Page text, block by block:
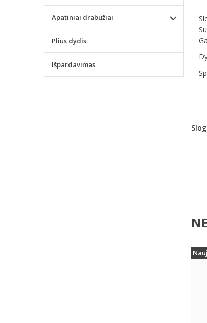
Apatiniai drabužiai
Plius dydis
Išpardavimas